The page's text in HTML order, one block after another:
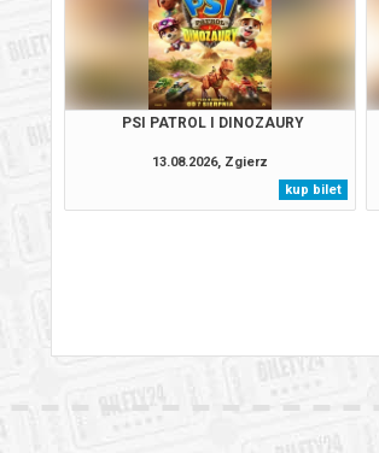
PSI PATROL I DINOZAURY
13.08.2026, Zgierz
kup bilet